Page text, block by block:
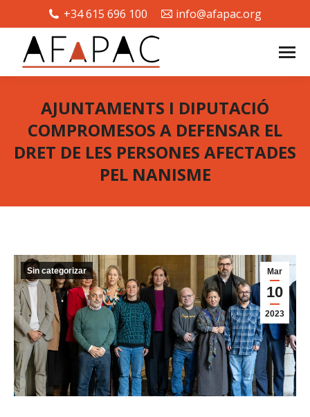
+34 615 696 100 info@afapac.org
AJUNTAMENTS I DIPUTACIÓ
COMPROMESOS A DEFENSAR EL
DRET DE LES PERSONES AFECTADES
PEL NANISME
Mar
10
2023
Sin categorizar